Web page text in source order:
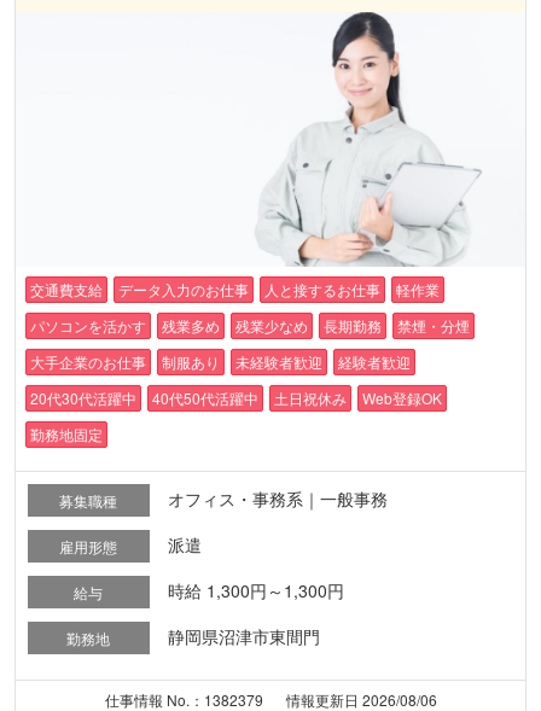
交通費支給 データ入力のお仕事 人と接するお仕事
軽作業
パソコンを活かす
残業多め 残業少なめ 長期勤務
禁煙・分煙
大手企業のお仕事
制服あり 未経験者歓迎
経験者歓迎
20代30代活躍中
40代50代活躍中 土日祝休み
Web登録OK
勤務地固定
募集職種 オフィス・事務系｜一般事務
雇用形態 派遣
給与 時給 1,300円～1,300円
勤務地 静岡県沼津市東間門
仕事情報 No.：1382379
情報更新日 2026/08/06